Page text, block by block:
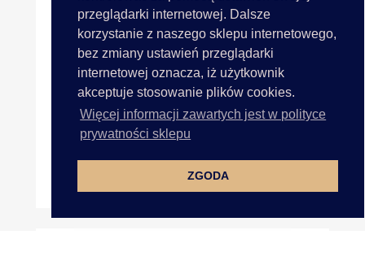
przeglądarki internetowej. Dalsze
korzystanie z naszego sklepu internetowego,
bez zmiany ustawień przeglądarki
internetowej oznacza, iż użytkownik
akceptuje stosowanie plików cookies.
Więcej informacji zawartych jest w polityce
prywatności sklepu
ZGODA